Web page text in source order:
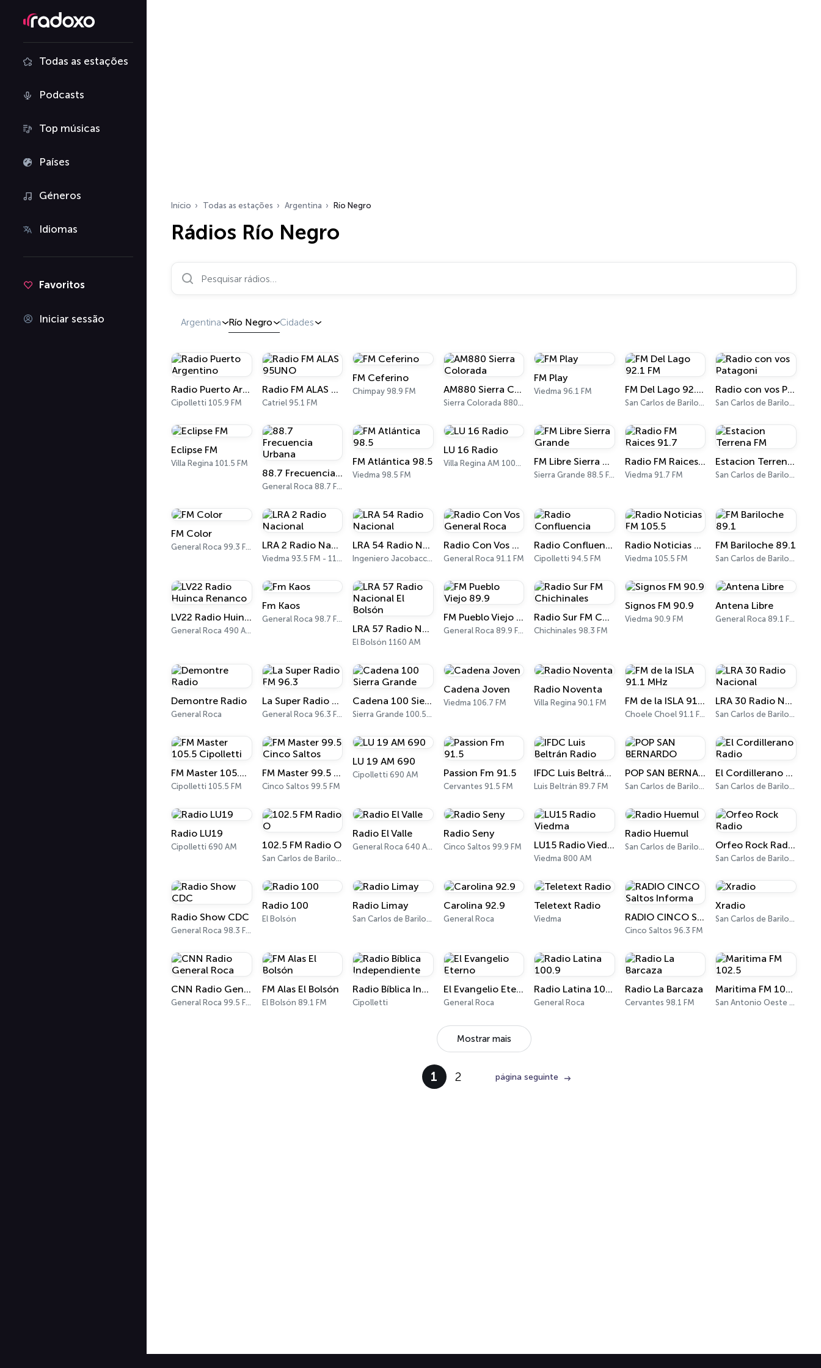
Todas as estações
Podcasts
Top músicas
Países
Géneros
Idiomas
Favoritos
Iniciar sessão
Início Todas as estações Argentina Río Negro
Rádios Río Negro
Pesquisar rádios…
Argentina Río Negro Cidades
Radio Puerto Argentino
Cipolletti 105.9 FM
Radio FM ALAS 95UNO
Catriel 95.1 FM
FM Ceferino
Chimpay 98.9 FM AM880 Sierra Colorada
Sierra Colorada 880 AM
FM Play
Viedma 96.1 FM FM Del Lago 92.1 FM
San Carlos de Bariloche 92.1 FM
Radio con vos Patagoni
San Carlos de Bariloche 89.5 FM
Eclipse FM
Villa Regina 101.5 FM
88.7 Frecuencia Urbana
General Roca 88.7 FM
FM Atlántica 98.5
Viedma 98.5 FM
LU 16 Radio
Villa Regina AM 1000 kHz - FM 92.7 MHz FM Libre Sierra Grande
Sierra Grande 88.5 FM
Radio FM Raices 91.7
Viedma 91.7 FM
Estacion Terrena FM
San Carlos de Bariloche 91.3 FM
FM Color
General Roca 99.3 FM LRA 2 Radio Nacional
Viedma 93.5 FM - 1150 AM
LRA 54 Radio Nacional
Ingeniero Jacobacci 93.5 FM - 1370 AM
Radio Con Vos General Roca
General Roca 91.1 FM
Radio Confluencia
Cipolletti 94.5 FM
Radio Noticias FM 105.5
Viedma 105.5 FM
FM Bariloche 89.1
San Carlos de Bariloche 89.1 FM
LV22 Radio Huinca Renanco
General Roca 490 AM
Fm Kaos
General Roca 98.7 FM
LRA 57 Radio Nacional El Bolsón
El Bolsón 1160 AM
FM Pueblo Viejo 89.9
General Roca 89.9 FM
Radio Sur FM Chichinales
Chichinales 98.3 FM
Signos FM 90.9
Viedma 90.9 FM
Antena Libre
General Roca 89.1 FM
Demontre Radio
General Roca
La Super Radio FM 96.3
General Roca 96.3 FM
Cadena 100 Sierra Grande
Sierra Grande 100.5 FM
Cadena Joven
Viedma 106.7 FM
Radio Noventa
Villa Regina 90.1 FM FM de la ISLA 91.1 MHz
Choele Choel 91.1 FM
LRA 30 Radio Nacional
San Carlos de Bariloche 95.5 FM - 590 AM
FM Master 105.5 Cipolletti
Cipolletti 105.5 FM
FM Master 99.5 Cinco Saltos
Cinco Saltos 99.5 FM
LU 19 AM 690
Cipolletti 690 AM Passion Fm 91.5
Cervantes 91.5 FM
IFDC Luis Beltrán Radio
Luis Beltrán 89.7 FM
POP SAN BERNARDO
San Carlos de Bariloche 94.1 FM
El Cordillerano Radio
San Carlos de Bariloche 93.7 FM
Radio LU19
Cipolletti 690 AM 102.5 FM Radio O
San Carlos de Bariloche 102.5 FM
Radio El Valle
General Roca 640 AM
Radio Seny
Cinco Saltos 99.9 FM LU15 Radio Viedma
Viedma 800 AM
Radio Huemul
San Carlos de Bariloche 88.5 FM Orfeo Rock Radio
San Carlos de Bariloche
Radio Show CDC
General Roca 98.3 FM
Radio 100
El Bolsón
Radio Limay
San Carlos de Bariloche
Carolina 92.9
General Roca
Teletext Radio
Viedma RADIO CINCO Saltos Informa
Cinco Saltos 96.3 FM
Xradio
San Carlos de Bariloche 98.5 FM
CNN Radio General Roca
General Roca 99.5 FM
FM Alas El Bolsón
El Bolsón 89.1 FM
Radio Bíblica Independiente
Cipolletti
El Evangelio Eterno
General Roca
Radio Latina 100.9
General Roca
Radio La Barcaza
Cervantes 98.1 FM
Maritima FM 102.5
San Antonio Oeste 102.5 FM
Mostrar mais
1 2 página seguinte